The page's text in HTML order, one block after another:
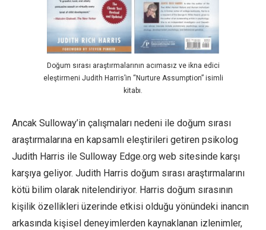
Doğum sırası araştırmalarının acımasız ve ikna edici
eleştirmeni Judith Harris’in “Nurture Assumption” isimli
kitabı.
Ancak Sulloway’in çalışmaları nedeni ile doğum sırası
araştırmalarına en kapsamlı eleştirileri getiren psikolog
Judith Harris ile Sulloway Edge.org web sitesinde karşı
karşıya geliyor. Judith Harris doğum sırası araştırmalarını
kötü bilim olarak nitelendiriyor. Harris doğum sırasının
kişilik özellikleri üzerinde etkisi olduğu yönündeki inancın
arkasında kişisel deneyimlerden kaynaklanan izlenimler,